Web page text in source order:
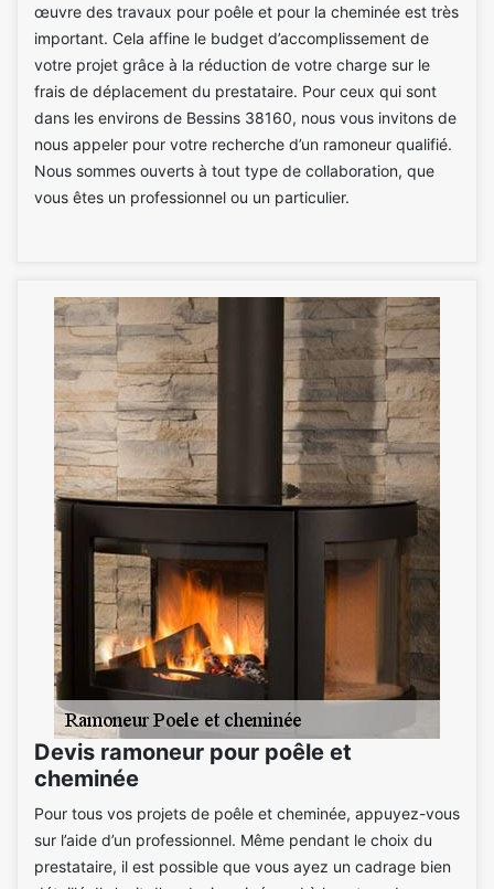
œuvre des travaux pour poêle et pour la cheminée est très
important. Cela affine le budget d’accomplissement de
votre projet grâce à la réduction de votre charge sur le
frais de déplacement du prestataire. Pour ceux qui sont
dans les environs de Bessins 38160, nous vous invitons de
nous appeler pour votre recherche d’un ramoneur qualifié.
Nous sommes ouverts à tout type de collaboration, que
vous êtes un professionnel ou un particulier.
Devis ramoneur pour poêle et
cheminée
Pour tous vos projets de poêle et cheminée, appuyez-vous
sur l’aide d’un professionnel. Même pendant le choix du
prestataire, il est possible que vous ayez un cadrage bien